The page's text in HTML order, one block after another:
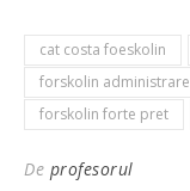
cat costa foeskolin
forskolin administrare
forskolin forte pret
De profesorul